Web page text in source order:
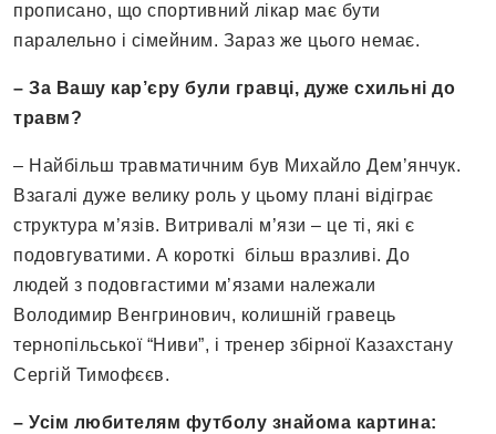
прописано, що спортивний лікар має бути
паралельно і сімейним. Зараз же цього немає.
– За Вашу кар’єру були гравці, дуже схильні до
травм?
– Найбільш травматичним був Михайло Дем’янчук.
Взагалі дуже велику роль у цьому плані відіграє
структура м’язів. Витривалі м’язи – це ті, які є
подовгуватими. А короткі більш вразливі. До
людей з подовгастими м’язами належали
Володимир Венгринович, колишній гравець
тернопільської “Ниви”, і тренер збірної Казахстану
Сергій Тимофєєв.
– Усім любителям футболу знайома картина: